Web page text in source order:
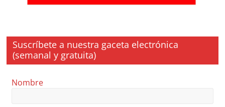
Suscríbete a nuestra gaceta electrónica
(semanal y gratuita)
Nombre